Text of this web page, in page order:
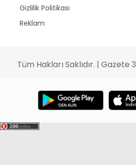
Gizlilik Politikası
Reklam
Tüm Hakları Saklıdır. | Gazete 3